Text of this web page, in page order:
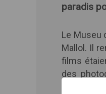
paradis
Le Museu
Mallol. Il
films
des